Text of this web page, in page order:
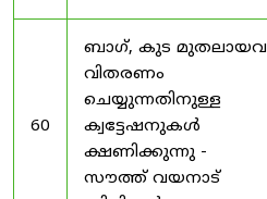
60
ബാഗ്, കുട മുതലായവ
വിതരണം
ചെയ്യുന്നതിനുള്ള
ക്വട്ടേഷനുകൾ
ക്ഷണിക്കുന്നു -
സൗത്ത് വയനാട്